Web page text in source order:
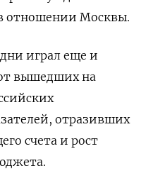
отношении Москвы.
играл еще и
вышедших на
отразивших
счета и рост